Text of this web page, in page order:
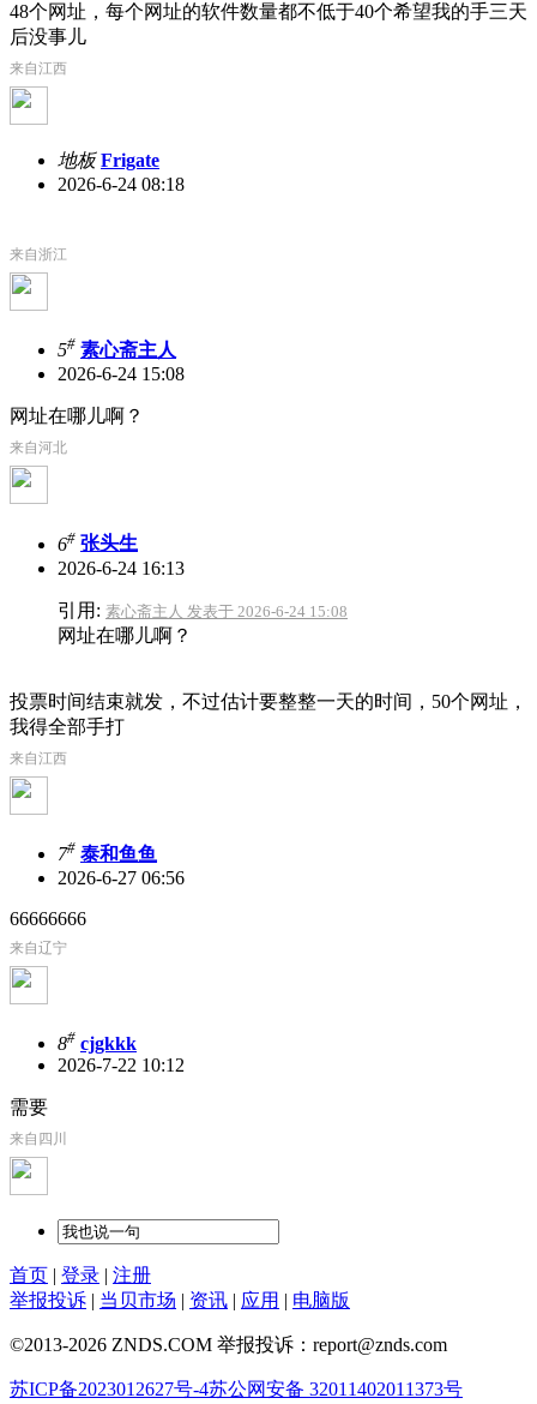
48个网址，每个网址的软件数量都不低于40个希望我的手三天
后没事儿
来自江西
地板 Frigate
2026-6-24 08:18
来自浙江
5# 素心斋主人
2026-6-24 15:08
网址在哪儿啊？
来自河北
6# 张头生
2026-6-24 16:13
引用: 素心斋主人 发表于 2026-6-24 15:08
网址在哪儿啊？
投票时间结束就发，不过估计要整整一天的时间，50个网址，
我得全部手打
来自江西
7# 泰和鱼鱼
2026-6-27 06:56
66666666
来自辽宁
8# cjgkkk
2026-7-22 10:12
需要
来自四川
首页 | 登录 | 注册
举报投诉 | 当贝市场 | 资讯 | 应用 | 电脑版
©2013-2026 ZNDS.COM 举报投诉：report@znds.com
苏ICP备2023012627号-4苏公网安备 32011402011373号